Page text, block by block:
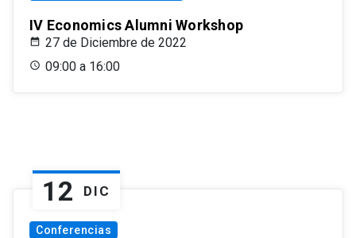
IV Economics Alumni Workshop
27 de Diciembre de 2022
09:00 a 16:00
12 DIC
Conferencias